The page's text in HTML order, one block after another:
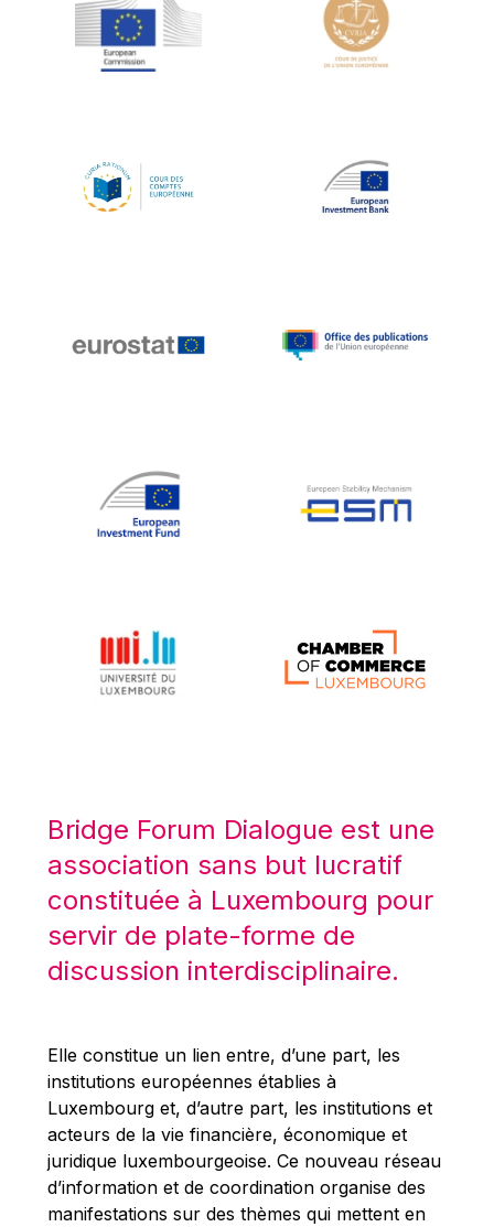
Jean-Louis Schiltz
Jean-Victor Louis
Johnny Åkerholm
Katharien L.C. Hunt
Klaus-Heiner Lehne
Koen LENAERTS
Lars Heikensten
Lucas Papademos
Máire Geoghegan-Quinn
Mario Centeno
Mario Monti
Maroš ŠEFČOVIČ
Martin Bailey
Martine Reicherts
Michael Sohlman
Michel Goedert
Mireille Delmas-Marty
Nobuo Tanaka
Otmar Issing
Bridge Forum Dialogue est une
association sans but lucratif
constituée à Luxembourg pour
servir de plate-forme de
discussion interdisciplinaire.
Elle constitue un lien entre, d’une part, les
institutions européennes établies à
Luxembourg et, d’autre part, les institutions et
acteurs de la vie financière, économique et
juridique luxembourgeoise. Ce nouveau réseau
d’information et de coordination organise des
manifestations sur des thèmes qui mettent en